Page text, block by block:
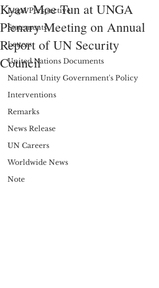
Legal Perspective
Statements
Letters
United Nations Documents
National Unity Government's Policy
Interventions
Remarks
News Release
UN Careers
Worldwide News
Note
Kyaw Moe Tun at UNGA
Plenary Meeting on Annual
Report of UN Security
Council